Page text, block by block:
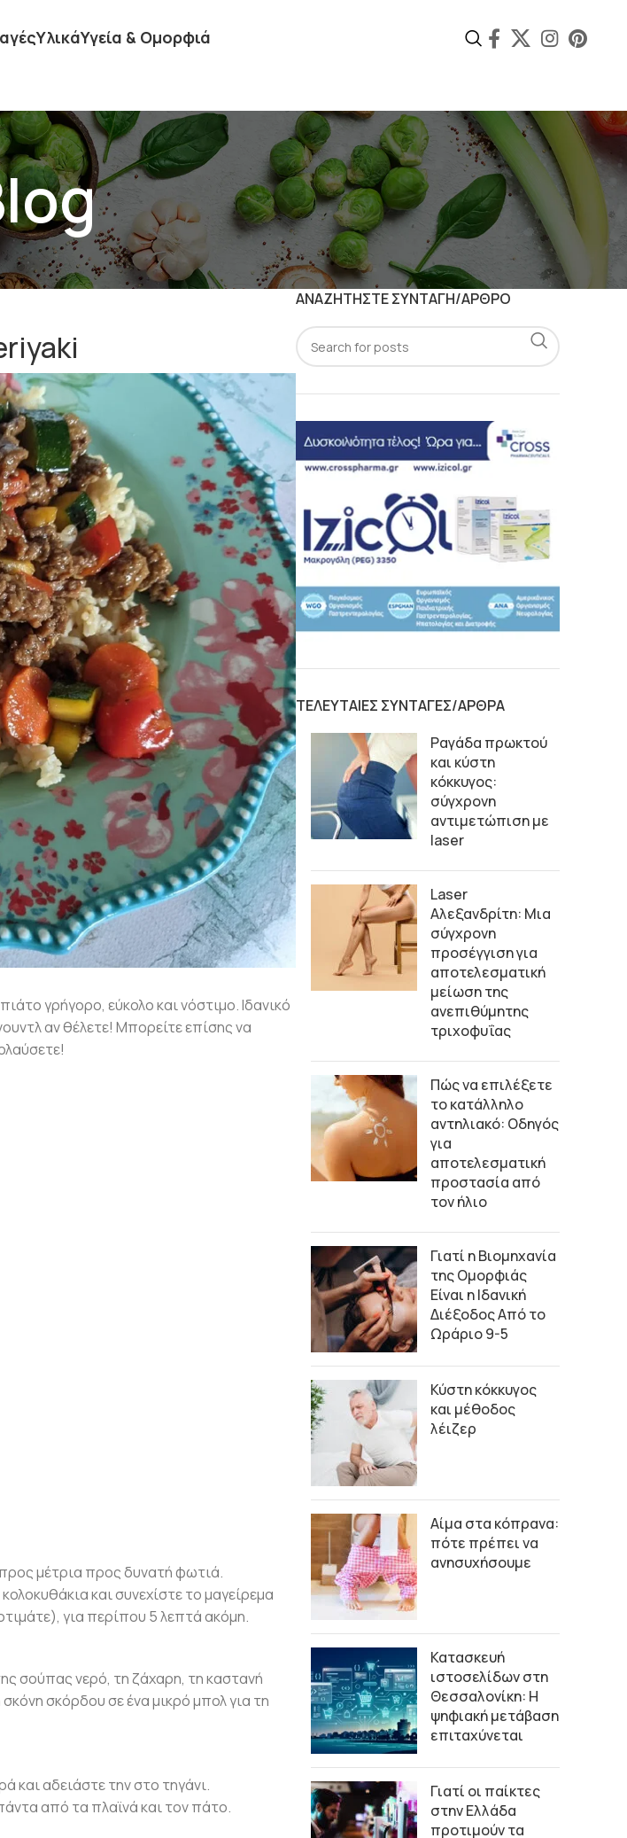
ΥλικάΥγεία & Ομορφιά
γρήγορο, εύκολο και νόστιμο. Ιδανικό
αν θέλετε! Μπορείτε επίσης να
προς μέτρια προς δυνατή φωτιά.
και συνεχίστε το μαγείρεμα
για περίπου 5 λεπτά ακόμη.
σούπας νερό, τη ζάχαρη, τη καστανή
σκόρδου σε ένα μικρό μπολ για τη
και αδειάστε την στο τηγάνι.
από τα πλαϊνά και τον πάτο.
ΑΝΑΖΗΤΗΣΤΕ ΣΥΝΤΑΓΗ/ΑΡΘΡΟ
ΤΕΛΕΥΤΑΙΕΣ ΣΥΝΤΑΓΕΣ/ΑΡΘΡΑ
Ραγάδα πρωκτού
και κύστη
κόκκυγος:
σύγχρονη
αντιμετώπιση με
laser
Laser
Αλεξανδρίτη: Μια
σύγχρονη
προσέγγιση για
αποτελεσματική
μείωση της
ανεπιθύμητης
τριχοφυΐας
Πώς να επιλέξετε
το κατάλληλο
αντηλιακό: Οδηγός
για
αποτελεσματική
προστασία από
τον ήλιο
Γιατί η Βιομηχανία
της Ομορφιάς
Είναι η Ιδανική
Διέξοδος Από το
Ωράριο 9-5
Κύστη κόκκυγος
και μέθοδος
λέιζερ
Αίμα στα κόπρανα:
πότε πρέπει να
ανησυχήσουμε
Κατασκευή
ιστοσελίδων στη
Θεσσαλονίκη: Η
ψηφιακή μετάβαση
επιταχύνεται
Γιατί οι παίκτες
στην Ελλάδα
προτιμούν τα